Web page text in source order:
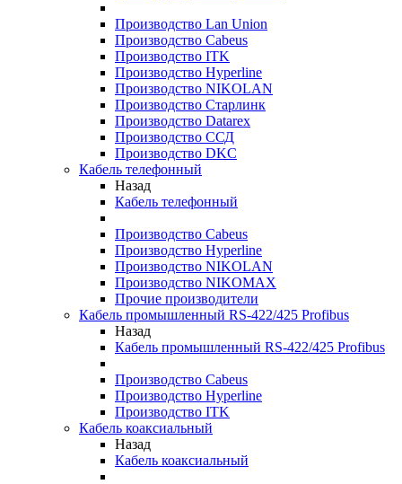
Производство Lan Union
Производство Cabeus
Производство ITK
Производство Hyperline
Производство NIKOLAN
Производство Старлинк
Производство Datarex
Производство ССД
Производство DKC
Кабель телефонный
Назад
Кабель телефонный
Производство Cabeus
Производство Hyperline
Производство NIKOLAN
Производство NIKOMAX
Прочие производители
Кабель промышленный RS-422/425 Profibus
Назад
Кабель промышленный RS-422/425 Profibus
Производство Cabeus
Производство Hyperline
Производство ITK
Кабель коаксиальный
Назад
Кабель коаксиальный